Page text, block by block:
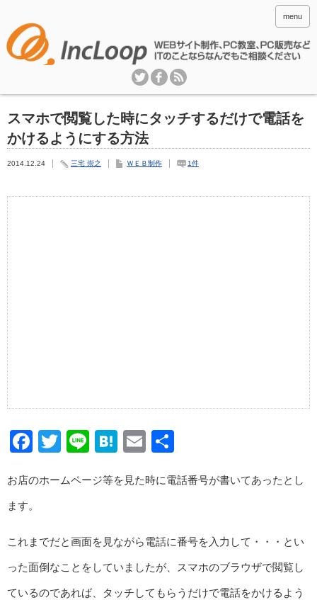
menu
スマホで閲覧した時にタッチするだけで電話を
かけるようにする方法
2014.12.24 三宅 崇之 ＷＥＢ制作 1件
Facebook
Twitter
LineHatena
Email
お店のホームページ等を見た時に電話番号が書いてあったとし
ます。
これまでだと画面を見ながら電話に番号を入力して・・・とい
った面倒なことをしていましたが、スマホのブラウザで閲覧し
ているのであれば、タッチしてもらうだけで電話をかけるよう